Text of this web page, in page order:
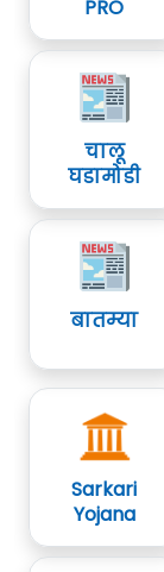
PRO
चालू
घडामोडी
बातम्या
Sarkari
Yojana